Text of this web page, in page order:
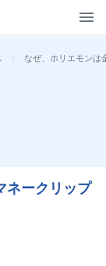
> なぜ、ホリエモンは
ネークリップ